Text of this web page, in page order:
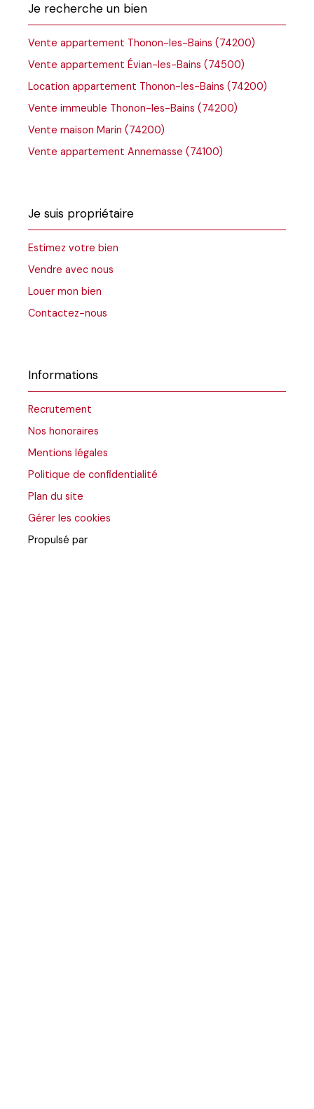
Je recherche un bien
Vente appartement Thonon-les-Bains (74200)
Vente appartement Évian-les-Bains (74500)
Location appartement Thonon-les-Bains (74200)
Vente immeuble Thonon-les-Bains (74200)
Vente maison Marin (74200)
Vente appartement Annemasse (74100)
Je suis propriétaire
Estimez votre bien
Vendre avec nous
Louer mon bien
Contactez-nous
Informations
Recrutement
Nos honoraires
Mentions légales
Politique de confidentialité
Plan du site
Gérer les cookies
Propulsé par